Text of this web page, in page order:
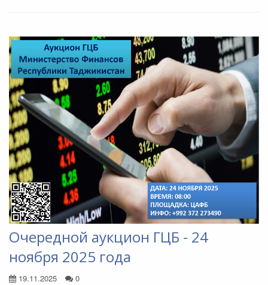
Очередной аукцион ГЦБ - 24
ноября 2025 года
19.11.2025 0